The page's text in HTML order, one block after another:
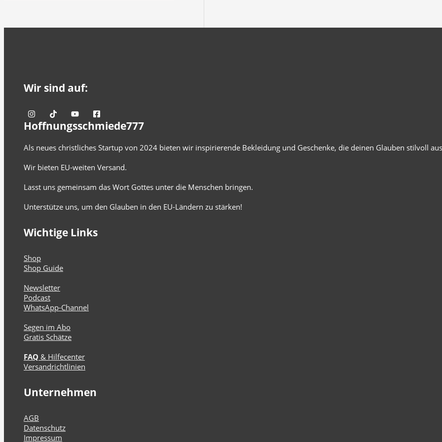
Wir sind auf:
Hoffnungsschmiede777
Als neues christliches Startup von 2024 bieten wir inspirierende Bekleidung und Geschenke, die deinen Glauben stilvoll
Wir bieten EU-weiten Versand.
Lasst uns gemeinsam das Wort Gottes unter die Menschen bringen.
Unterstütze uns, um den Glauben in den EU-Ländern zu stärken!
Wichtige Links
Shop
Shop Guide
Newsletter
Podcast
WhatsApp-Channel
Segen im Abo
Gratis Schätze
FAQ & Hilfecenter
Versandrichtlinien
Unternehmen
AGB
Datenschutz
Impressum